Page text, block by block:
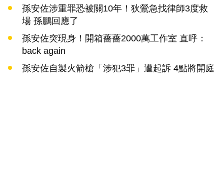
孫安佐涉重罪恐被關10年！狄鶯急找律師3度救
場 孫鵬回應了
孫安佐突現身！開箱薔薔2000萬工作室 直呼：
back again
孫安佐自製火箭槍「涉犯3罪」遭起訴 4點將開庭